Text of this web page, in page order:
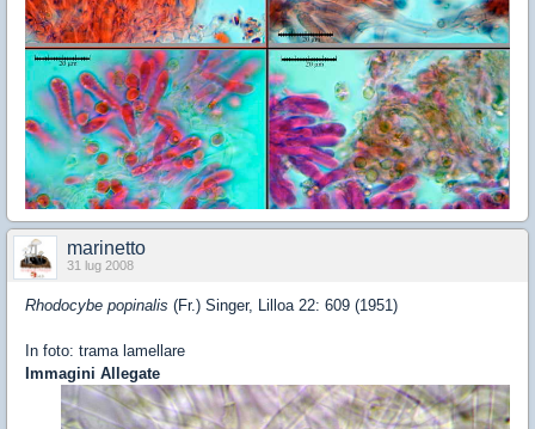
marinetto
31 lug 2008
Rhodocybe popinalis (Fr.) Singer, Lilloa 22: 609 (1951)
In foto: trama lamellare
Immagini Allegate